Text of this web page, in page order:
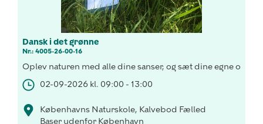
Dansk i det grønne
Nr.: 4005-26-00-16
Oplev naturen med alle dine sanser, og sæt dine egne ord
02-09-2026 kl. 09:00 - 13:00
Københavns Naturskole, Kalvebod Fælled
Baser udenfor København